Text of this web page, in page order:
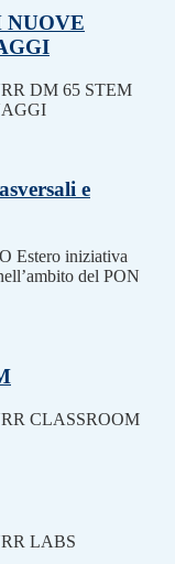
NUOVE
DM 65 STEM
e
Estero iniziativa
del PON
CLASSROOM
LABS